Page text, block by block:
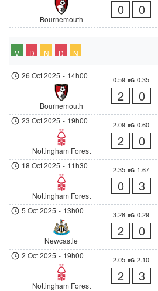
Bournemouth
0 0
V D N D N
26 Oct 2025 - 14h00
Bournemouth
0.59 xG 0.35
2 0
23 Oct 2025 - 19h00
Nottingham Forest
2.09 xG 0.60
2 0
18 Oct 2025 - 11h30
Nottingham Forest
2.35 xG 1.67
0 3
5 Oct 2025 - 13h00
Newcastle
3.28 xG 0.29
2 0
2 Oct 2025 - 19h00
Nottingham Forest
2.05 xG 2.10
2 3